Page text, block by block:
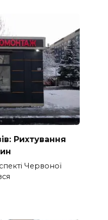
Рихтування
Червоної